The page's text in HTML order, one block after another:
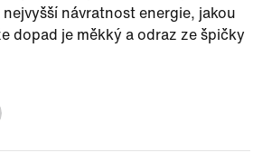
nejvyšší návratnost energie, jakou
dopad je měkký a odraz ze špičky